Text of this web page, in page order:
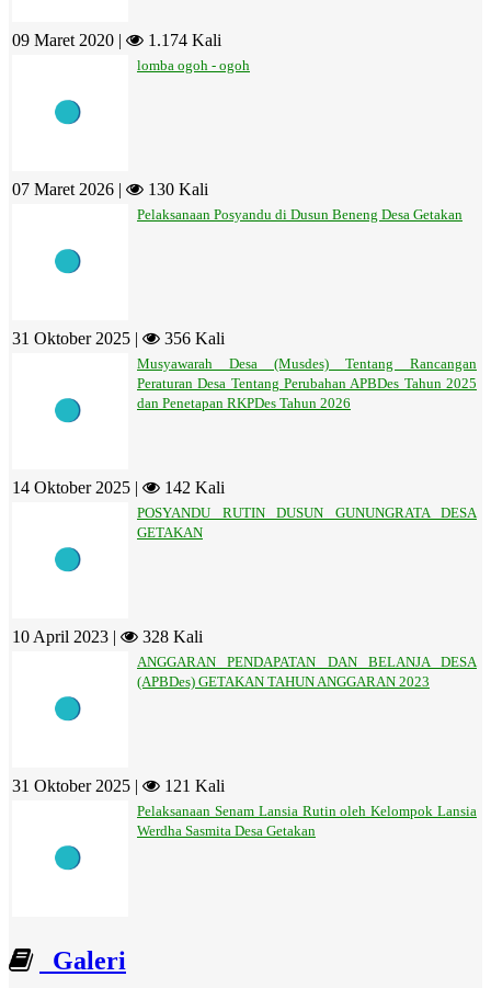
09 Maret 2020 | 1.174 Kali
lomba ogoh - ogoh
07 Maret 2026 | 130 Kali
Pelaksanaan Posyandu di Dusun Beneng Desa Getakan
31 Oktober 2025 | 356 Kali
Musyawarah Desa (Musdes) Tentang Rancangan
Peraturan Desa Tentang Perubahan APBDes Tahun 2025
dan Penetapan RKPDes Tahun 2026
14 Oktober 2025 | 142 Kali
POSYANDU RUTIN DUSUN GUNUNGRATA DESA
GETAKAN
10 April 2023 | 328 Kali
ANGGARAN PENDAPATAN DAN BELANJA DESA
(APBDes) GETAKAN TAHUN ANGGARAN 2023
31 Oktober 2025 | 121 Kali
Pelaksanaan Senam Lansia Rutin oleh Kelompok Lansia
Werdha Sasmita Desa Getakan
Galeri